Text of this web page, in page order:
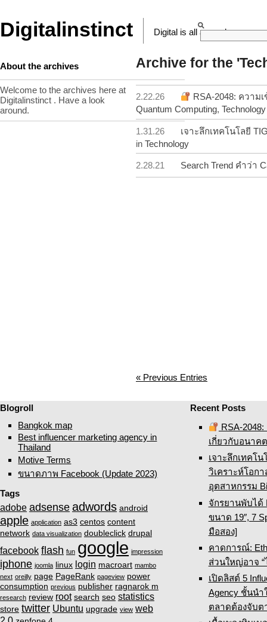
Digitalinstinct Digital is all around
Archive for the
2.22.26
RSA-2048: ควา
Quantum Computing, Technology
1.31.26
เจาะลึกเทคโนโลยี
in Technology
2.28.21 Search Trend คำว่า
« Previous Entries
About the archives
Welcome to the archives here at
Digitalinstinct . Have a look
around.
Blogroll
Bangkok map
Best influencer marketing agency in
Thailand
Motive Terms
ขนาดภาพ Facebook (Update 2023)
Tags
adobe adsense adwords android
apple application as3 centos content
network data visualization doubleclick drupal
facebook flash fun google impression
iphone joomla linux login macroart mambo
next oreilly page PageRank pageview power
consumption previous publisher ragnarok m
research review root search seo statistics
store twitter Ubuntu upgrade view web
Recent Posts
RSA-
เกี่ยวกับอนาค
เจาะลึกเทคโ
วิเคราะห์โอก
อุตสาหกรรม
จักรยานพับได้
ขนาด 19″, 7
มือสอง]
คาดการณ์:
ส่วนใหญ่อาจ “
เปิดลิสต์ 5
Agency ชั้นนำ
ตลาดต้องจับต